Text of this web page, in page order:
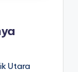
Utara